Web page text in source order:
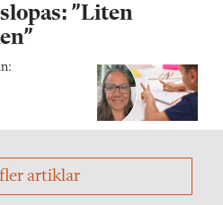
”Liten
artiklar